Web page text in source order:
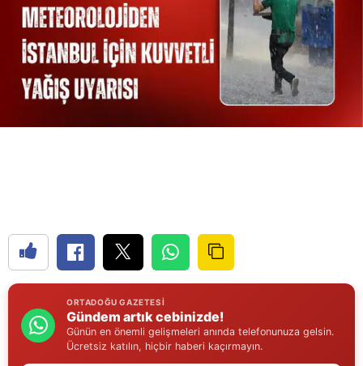
Çanakkale
Çankırı
Erzincan
Erzurum
Eskişehir
Gaziantep
ORTADOĞU GAZETESI
Gündem artık cebinizde!
Günün en önemli gelişmeleri anında telefonunuza gelsin.
Ücretsiz katılın, hiçbir haberi kaçırmayın.